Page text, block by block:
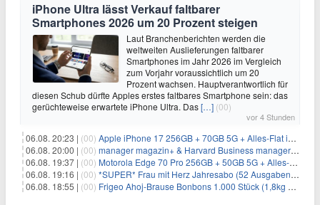
iPhone Ultra lässt Verkauf faltbarer
Smartphones 2026 um 20 Prozent steigen
Laut Branchenberichten werden die
weltweiten Auslieferungen faltbarer
Smartphones im Jahr 2026 im Vergleich
zum Vorjahr voraussichtlich um 20
Prozent wachsen. Hauptverantwortlich für
diesen Schub dürfte Apples erstes faltbares Smartphone sein: das
gerüchteweise erwartete iPhone Ultra. Das[…] (00)
vor 4 Stunden
06.08. 20:23 | (00) Apple iPhone 17 256GB + 70GB 5G + Alles-Flat im Vodafone-Netz für 34,99€/Monat – eff. 4,65€/Monat
06.08. 20:00 | (00) manager magazin+ & Harvard Business manager+ Digital-Kombi-Abo 1 Monat kostenlos
06.08. 19:37 | (00) Motorola Edge 70 Pro 256GB + 50GB 5G + Alles-Flat im Vodafone-Netz für 19,99€/Monat – eff. 0,61€/Monat
06.08. 19:16 | (00) *SUPER* Frau mit Herz Jahresabo (52 Ausgaben) für 161,40€ + bis zu 150€ Prämie
06.08. 18:55 | (00) Frigeo Ahoj-Brause Bonbons 1.000 Stück (1,8kg Eimer) für 6,29€